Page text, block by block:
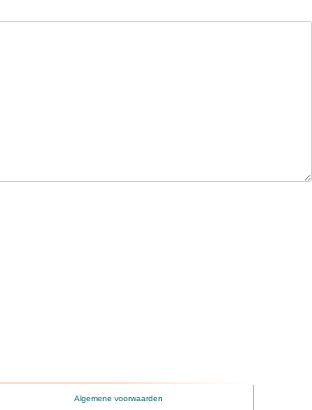
Algemene voorwaarden